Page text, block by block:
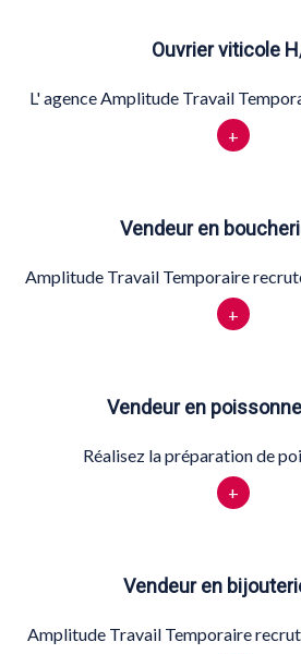
Ouvrier viticole
L' agence Amplitude Travail
+
Vendeur en
Amplitude Travail Temporaire
+
Vendeur en
Réalisez la préparation de
+
Vendeur en
Amplitude Travail Temporaire recrute